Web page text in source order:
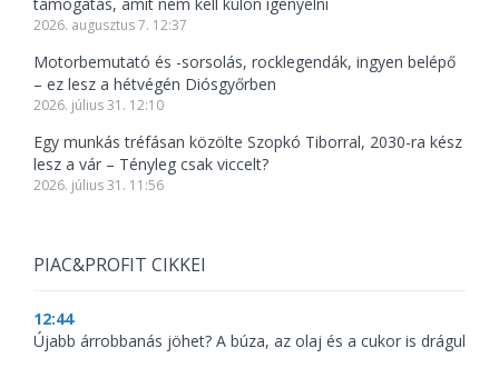
2026. augusztus 7. 12:37
Motorbemutató és -sorsolás, rocklegendák, ingyen belépő
– ez lesz a hétvégén Diósgyőrben
2026. július 31. 12:10
Egy munkás tréfásan közölte Szopkó Tiborral, 2030-ra kész
lesz a vár – Tényleg csak viccelt?
2026. július 31. 11:56
PIAC&PROFIT CIKKEI
12:44
Újabb árrobbanás jöhet? A búza, az olaj és a cukor is drágul